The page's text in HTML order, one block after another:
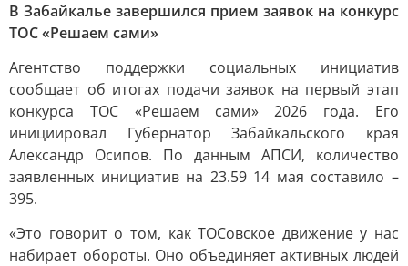
В Забайкалье завершился прием заявок на конкурс
ТОС «Решаем сами»
Агентство поддержки социальных инициатив
сообщает об итогах подачи заявок на первый этап
конкурса ТОС «Решаем сами» 2026 года. Его
инициировал Губернатор Забайкальского края
Александр Осипов. По данным АПСИ, количество
заявленных инициатив на 23.59 14 мая составило –
395.
«Это говорит о том, как ТОСовское движение у нас
набирает обороты. Оно объединяет активных людей